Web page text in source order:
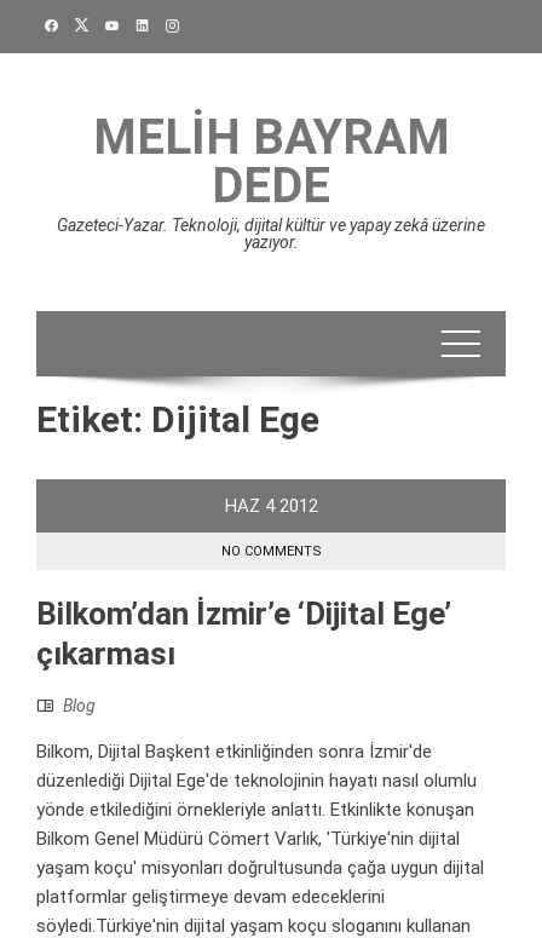
MELIH BAYRAM
DEDE
Gazeteci-Yazar. Teknoloji, dijital kültür ve yapay zekâ üzerine
yazıyor.
Etiket: Dijital Ege
HAZ 4 2012
NO COMMENTS
Bilkom’dan İzmir’e ‘Dijital Ege’
çıkarması
Blog
Bilkom, Dijital Başkent etkinliğinden sonra İzmir'de
düzenlediği Dijital Ege'de teknolojinin hayatı nasıl olumlu
yönde etkilediğini örnekleriyle anlattı. Etkinlikte konuşan
Bilkom Genel Müdürü Cömert Varlık, 'Türkiye'nin dijital
yaşam koçu' misyonları doğrultusunda çağa uygun dijital
platformlar geliştirmeye devam edeceklerini
söyledi.Türkiye'nin dijital yaşam koçu sloganını kullanan